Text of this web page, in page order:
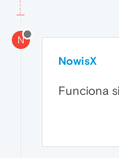
N
NowisX
Funciona